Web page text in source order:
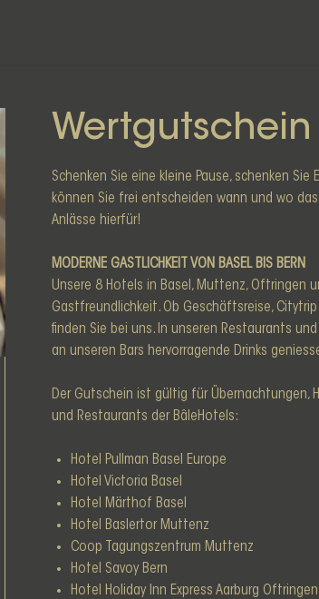
Wertgutschein
Schenken Sie eine kleine Pause, schenken
können Sie frei entscheiden wann und wo
Anlässe hierfür!
MODERNE GASTLICHKEIT VON BASEL BIS BERN
Unsere 8 Hotels in Basel, Muttenz, Oftringen
Gastfreundlichkeit. Ob Geschäftsreise,
finden Sie bei uns. In unseren Restaurants
an unseren Bars hervorragende Drinks
Der Gutschein ist gültig für Übernachtungen,
und Restaurants der BâleHotels:
Hotel Pullman Basel Europe
Hotel Victoria Basel
Hotel Märthof Basel
Hotel Baslertor Muttenz
Coop Tagungszentrum Muttenz
Hotel Savoy Bern
Hotel Holiday Inn Express Aarburg Oftringen